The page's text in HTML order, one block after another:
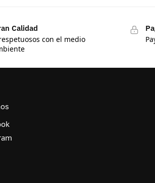
Calidad
con el medio